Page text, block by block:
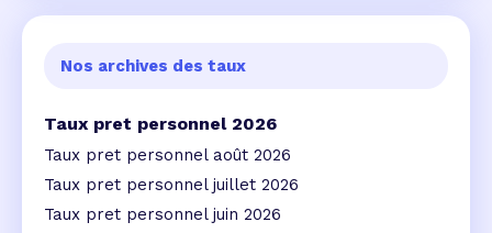
Nos archives des taux
Taux pret personnel 2026
Taux pret personnel août 2026
Taux pret personnel juillet 2026
Taux pret personnel juin 2026